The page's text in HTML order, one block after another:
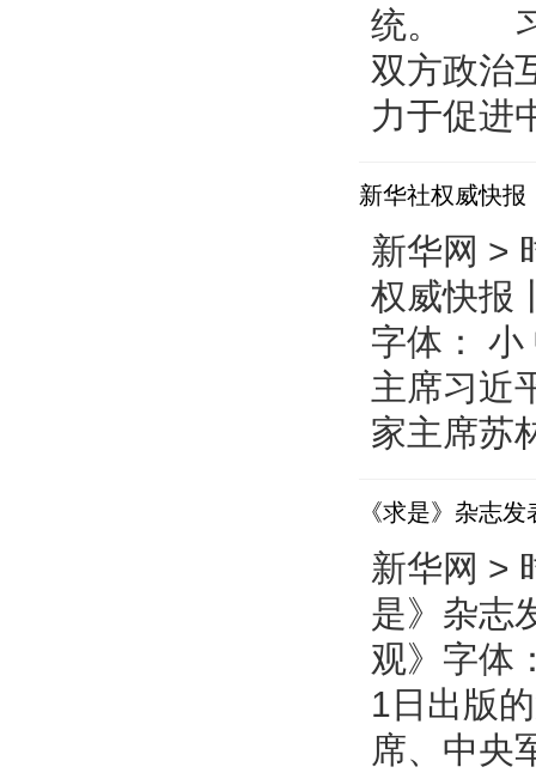
统。 习
双方政治
力于促进
新华社权威快报
新华网 >
权威快报
字体：
主席习近
家主席苏
《求是》杂志
新华网 >
是》杂志
观》字
1日出版
席、中央